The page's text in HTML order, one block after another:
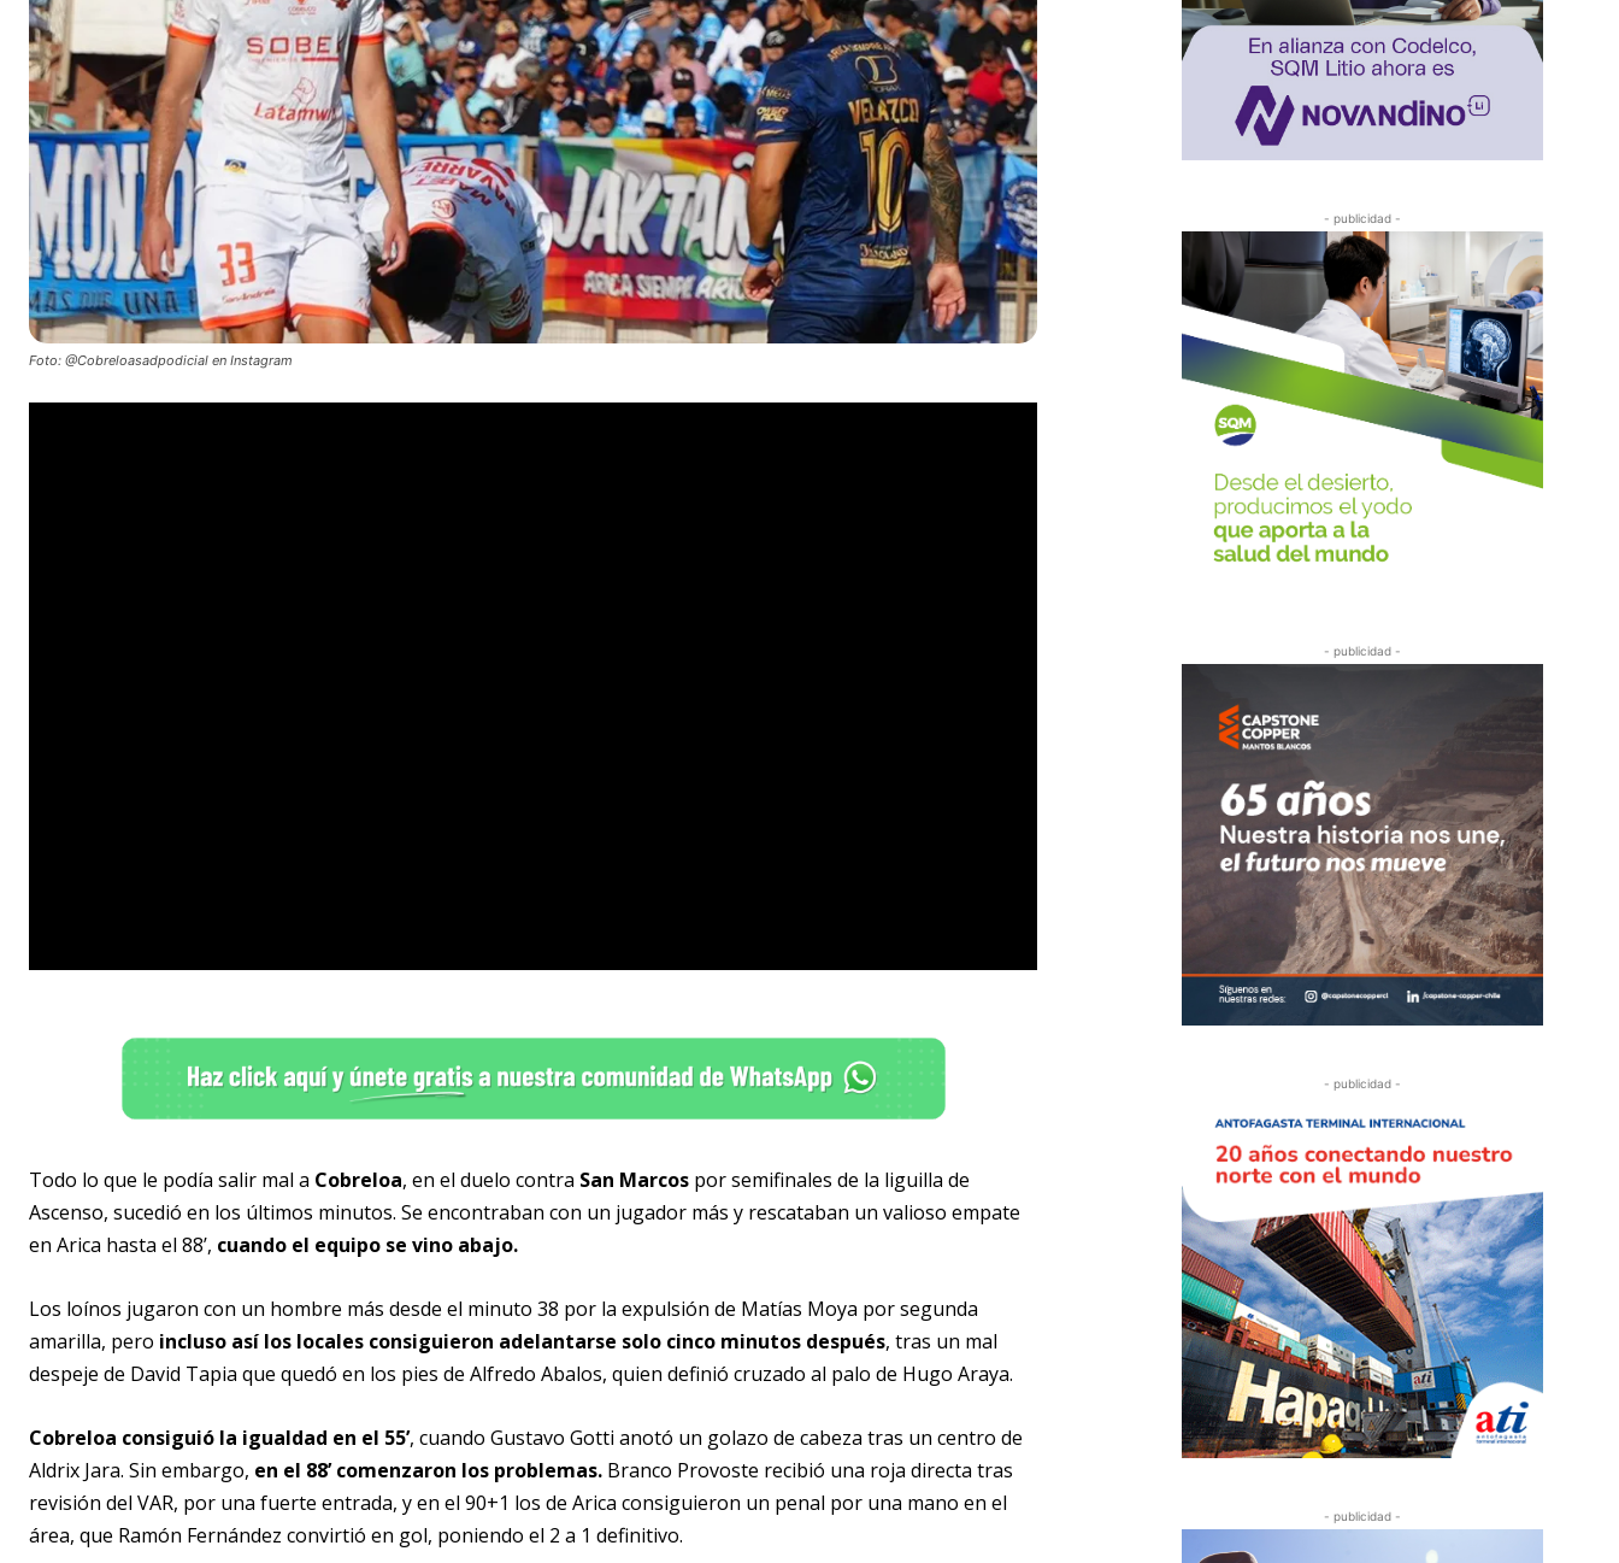
Foto: @Cobreloasadpodicial en Instagram
Todo lo que le podía salir mal a Cobreloa, en el duelo contra San Marcos por semifinales de la liguilla de
Ascenso, sucedió en los últimos minutos. Se encontraban con un jugador más y rescataban un valioso empate
en Arica hasta el 88’, cuando el equipo se vino abajo.
Los loínos jugaron con un hombre más desde el minuto 38 por la expulsión de Matías Moya por segunda
amarilla, pero incluso así los locales consiguieron adelantarse solo cinco minutos después, tras un mal
despeje de David Tapia que quedó en los pies de Alfredo Abalos, quien definió cruzado al palo de Hugo Araya.
Cobreloa consiguió la igualdad en el 55’, cuando Gustavo Gotti anotó un golazo de cabeza tras un centro de
Aldrix Jara. Sin embargo, en el 88’ comenzaron los problemas. Branco Provoste recibió una roja directa tras
revisión del VAR, por una fuerte entrada, y en el 90+1 los de Arica consiguieron un penal por una mano en el
área, que Ramón Fernández convirtió en gol, poniendo el 2 a 1 definitivo.
- publicidad -
- publicidad -
- publicidad -
- publicidad -